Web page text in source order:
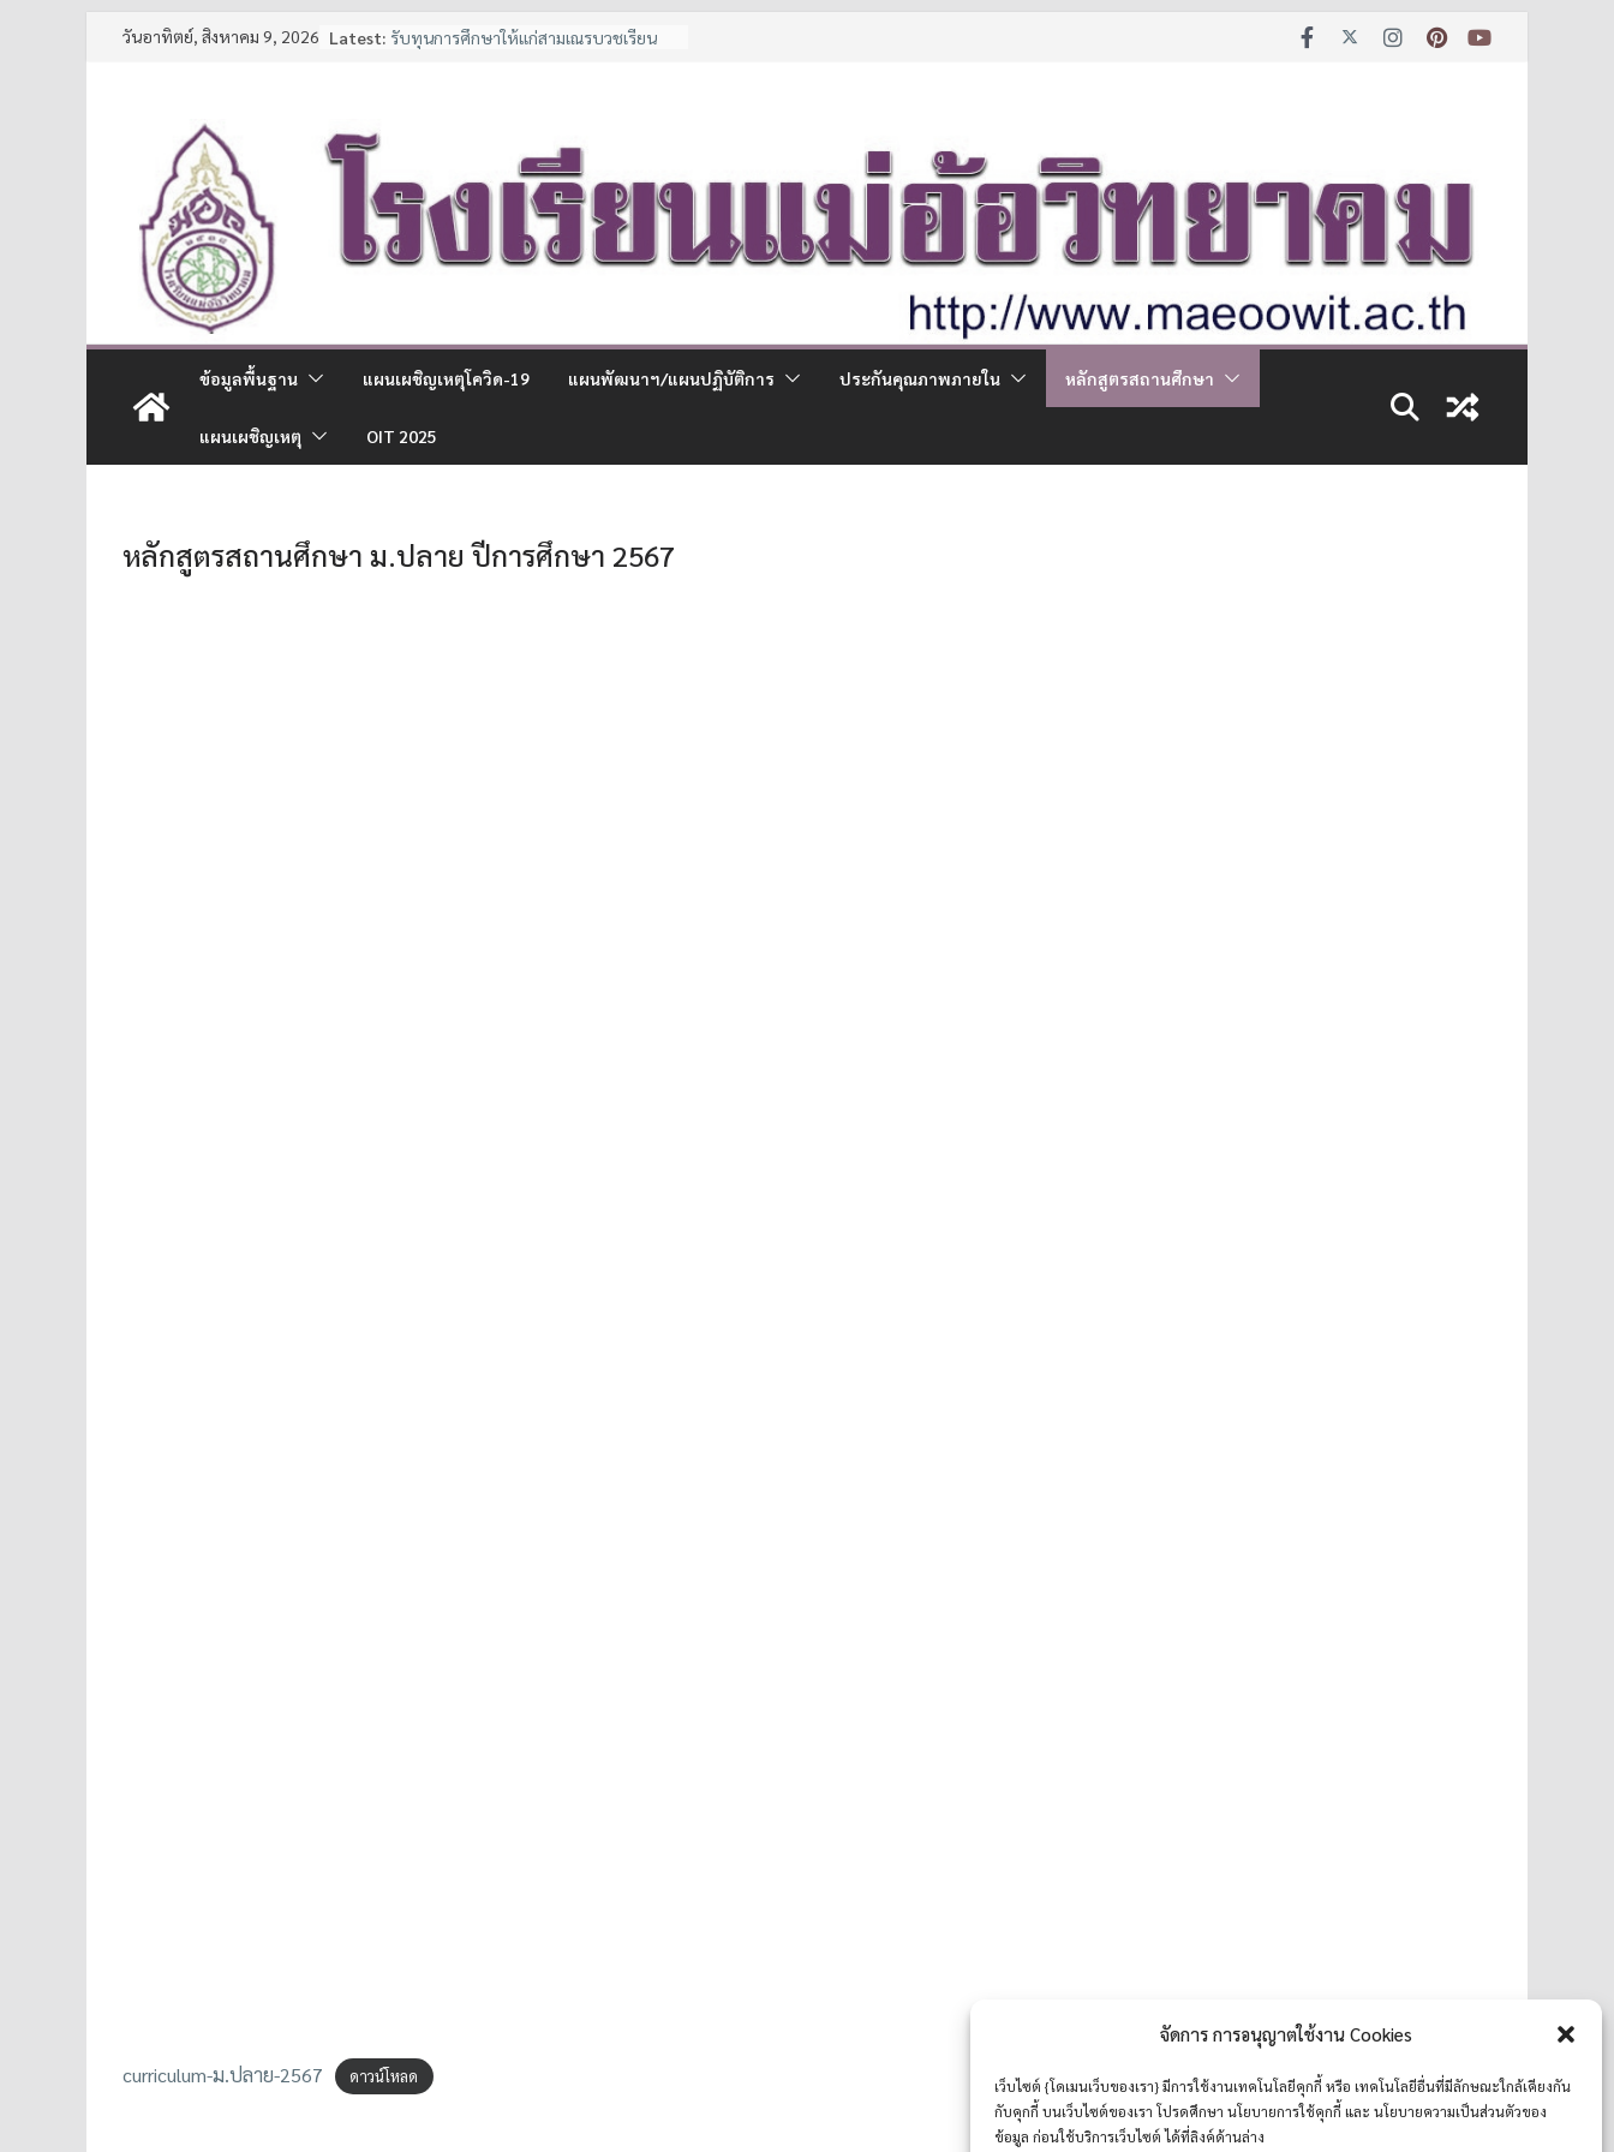
จัดการ การอนุญาตใช้งาน Cookies
เว็บไซต์ {โดเมนเว็บของเรา} มีการใช้งานเทคโนโลยีคุกกี้ หรือ เทคโนโลยีอื่นที่มีลักษณะใกล้เคียงกัน
กับคุกกี้ บนเว็บไซต์ของเรา โปรดศึกษา นโยบายการใช้คุกกี้ และ นโยบายความเป็นส่วนตัวของ
ข้อมูล ก่อนใช้บริการเว็บไซต์ ได้ที่ลิงค์ด้านล่าง
วันอาทิตย์, สิงหาคม 9, 2026 Latest: รับทุนการศึกษาให้แก่สามเณรบวชเรียน
ประกาศรายชื่อนักเรียนชั้น ม.1 และ ม.4 ปี
การศึกษา 2569
ประกาศรับสมัครนักเรียน
ข้อมูลพื้นฐาน แผนเผชิญเหตุโควิด-19 แผนพัฒนาฯ/แผนปฏิบัติการ ประกันคุณภาพภายใน หลักสูตรสถานศึกษา
แผนเผชิญเหตุ OIT 2025
หลักสูตรสถานศึกษา ม.ปลาย ปีการศึกษา 2567
curriculum-ม.ปลาย-2567 ดาวน์โหลด